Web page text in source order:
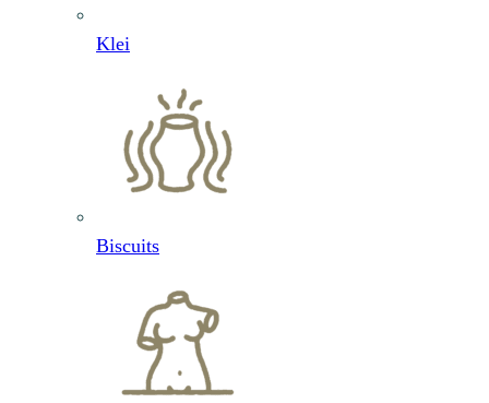
Klei
Biscuits